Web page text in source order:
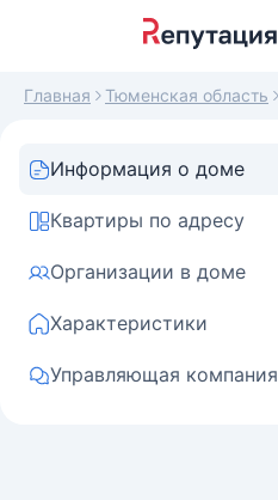
Главная Тюменская область
Информация о доме
Квартиры по адресу
Организации в доме
Характеристики
Управляющая компания